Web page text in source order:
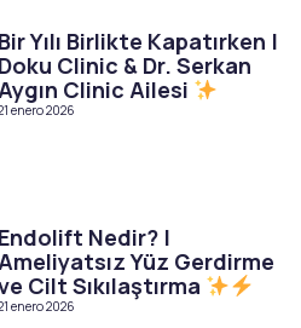
Bir Yılı Birlikte Kapatırken |
Doku Clinic & Dr. Serkan
Clinic Ailesi
enero 2026
Endolift Nedir? |
Yüz Gerdirme
Cilt Sıkılaştırma
enero 2026